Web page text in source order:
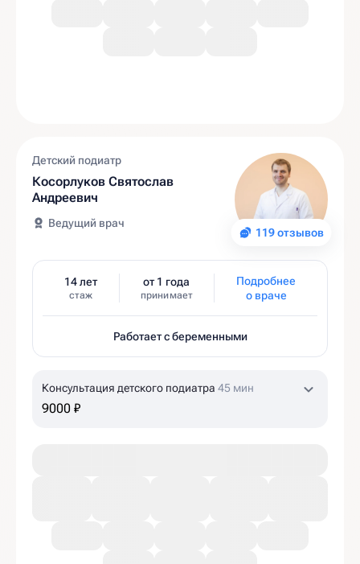
119 отзывов
Детский подиатр
Косорлуков Святослав
Андреевич
Ведущий врач
14 лет
стаж
от 1 года
принимает
Подробнее
о враче
Работает с беременными
Консультация детского подиатра 45 мин
9000 ₽